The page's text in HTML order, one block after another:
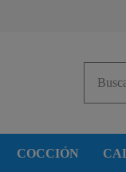
COCCIÓN